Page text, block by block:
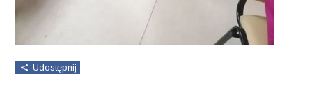
Udostępnij